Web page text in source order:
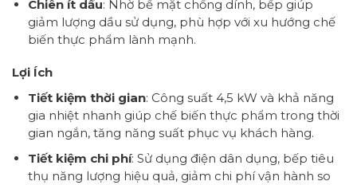
Chiên ít dầu: Nhờ bề mặt chống dính, bếp giúp
giảm lượng dầu sử dụng, phù hợp với xu hướng chế
biến thực phẩm lành mạnh.
Lợi Ích
Tiết kiệm thời gian: Công suất 4,5 kW và khả năng
gia nhiệt nhanh giúp chế biến thực phẩm trong thời
gian ngắn, tăng năng suất phục vụ khách hàng.
Tiết kiệm chi phí: Sử dụng điện dân dụng, bếp tiêu
thụ năng lượng hiệu quả, giảm chi phí vận hành so